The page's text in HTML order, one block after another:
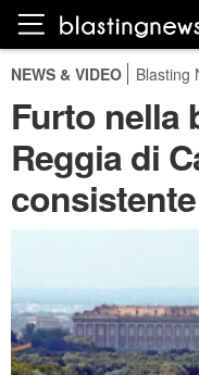
NEWS & VIDEO Blasting
Furto nella
Reggia di
consistente